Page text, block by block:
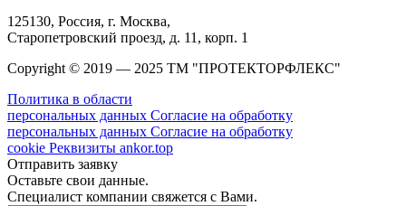
125130, Россия, г. Москва,
Старопетровский проезд, д. 11, корп. 1
Copyright © 2019 — 2025 ТМ "ПРОТЕКТОРФЛЕКС"
Политика в области
персональных данных Согласие на обработку
персональных данных Согласие на обработку
cookie Реквизиты ankor.top
Отправить заявку
Оставьте свои данные.
Специалист компании свяжется с Вами.